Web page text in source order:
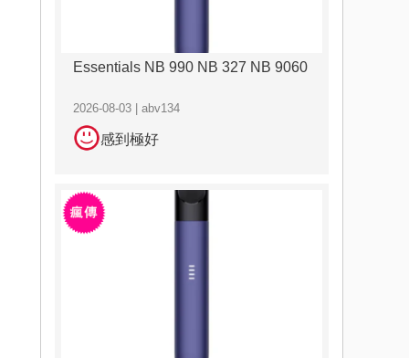
Essentials NB 990 NB 327 NB 9060
2026-08-03 | abv134
感到極好